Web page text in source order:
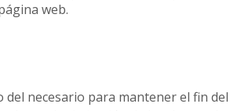
web.
necesario para mantener el fin